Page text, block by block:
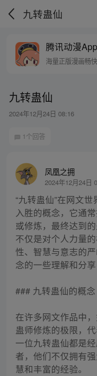
九转蛊仙
腾讯动漫App
海量正版漫画畅
九转蛊仙
2024年12月24日 08:16
1个回答
凤凰之拥
2024年12月24日
“九转蛊仙”在网文
入胜的概念，它通
或修炼，最终达到
不仅是对个人力量
性、智慧与意志的
念的一些理解和分享
### 九转蛊仙的概念
在许多网文作品中
蛊师修炼的极限，
一位九转蛊仙都是
者，他们不仅拥有
慧和丰富的经验。